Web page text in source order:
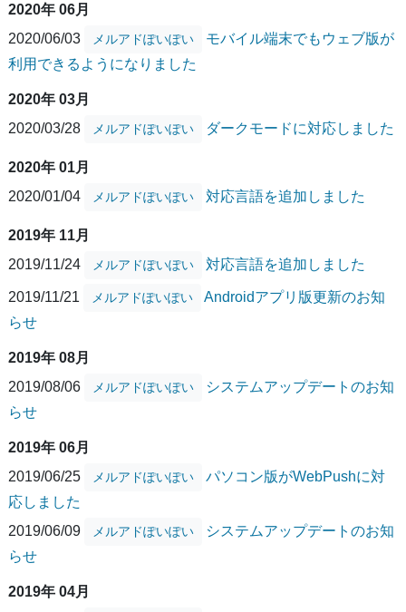
2020年 06月
2020/06/03
メルアドぽいぽい
モバイル端末でもウェブ版が
利用できるようになりました
2020年 03月
2020/03/28
メルアドぽいぽい ダークモードに対応しました
2020年 01月
2020/01/04
メルアドぽいぽい 対応言語を追加しました
2019年 11月
2019/11/24
メルアドぽいぽい 対応言語を追加しました
2019/11/21 メルアドぽいぽい
Androidアプリ版更新のお知
らせ
2019年 08月
2019/08/06
メルアドぽいぽい
システムアップデートのお知
らせ
2019年 06月
2019/06/25
メルアドぽいぽい
パソコン版がWebPushに対
応しました
2019/06/09
メルアドぽいぽい
システムアップデートのお知
らせ
2019年 04月